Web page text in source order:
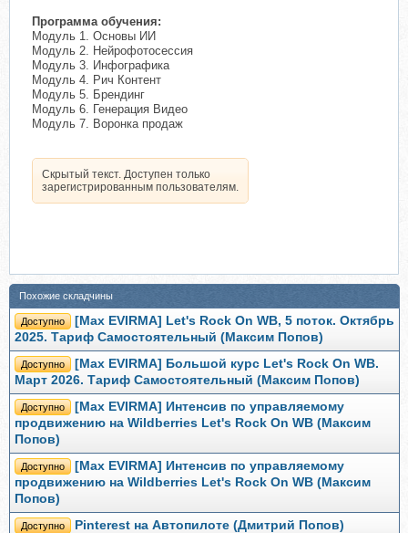
Программа обучения:
Модуль 1. Основы ИИ
Модуль 2. Нейрофотосессия
Модуль 3. Инфографика
Модуль 4. Рич Контент
Модуль 5. Брендинг
Модуль 6. Генерация Видео
Модуль 7. Воронка продаж
Скрытый текст. Доступен только
зарегистрированным пользователям.
Похожие складчины
Доступно
[Max EVIRMA] Let's Rock On WB, 5 поток. Октябрь
2025. Тариф Самостоятельный (Максим Попов)
Доступно
[Max EVIRMA] Большой курс Let's Rock On WB.
Март 2026. Тариф Самостоятельный (Максим Попов)
Доступно
[Max EVIRMA] Интенсив по управляемому
продвижению на Wildberries Let's Rock On WB (Максим
Попов)
Доступно
[Max EVIRMA] Интенсив по управляемому
продвижению на Wildberries Let's Rock On WB (Максим
Попов)
Доступно Pinterest на Автопилоте (Дмитрий Попов)